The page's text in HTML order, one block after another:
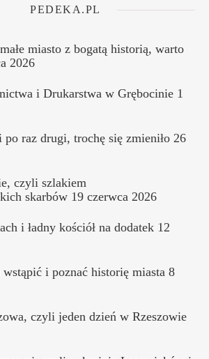
PEDEKA.PL
miasto z bogatą historią, warto
2026
i Drukarstwa w Grębocinie 1
raz drugi, trochę się zmieniło 26
czyli szlakiem
skarbów 19 czerwca 2026
i ładny kościół na dodatek 12
i poznać historię miasta 8
czyli jeden dzień w Rzeszowie